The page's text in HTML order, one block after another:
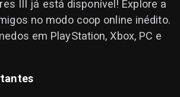
III já está disponível! Explore a
no modo coop online inédito.
em PlayStation, Xbox, PC e